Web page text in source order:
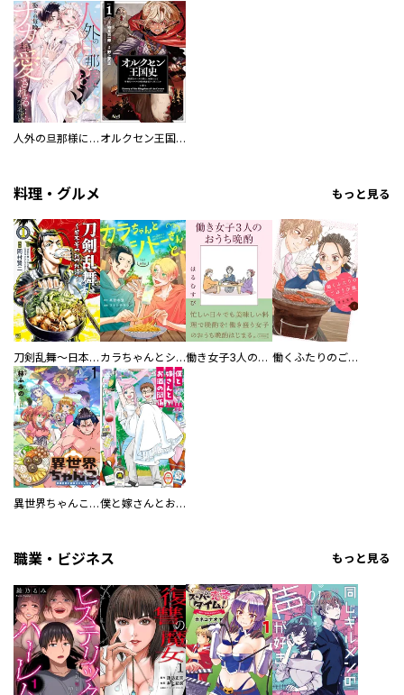
人外の旦那様に娶られ毎晩ナカまで愛される…。アンソロジー オルクセン王国史
料理・グルメ もっと見る
刀剣乱舞～日本号つれづれ酒～ カラちゃんとシトーさんと、 【分冊版】 働き女子3人のおうち晩酌 働くふたりのごほうび飯
異世界ちゃんこ～横綱目前に召喚されたんだが～ 【連載版】 僕と嫁さんとお酒の関係
職業・ビジネス もっと見る